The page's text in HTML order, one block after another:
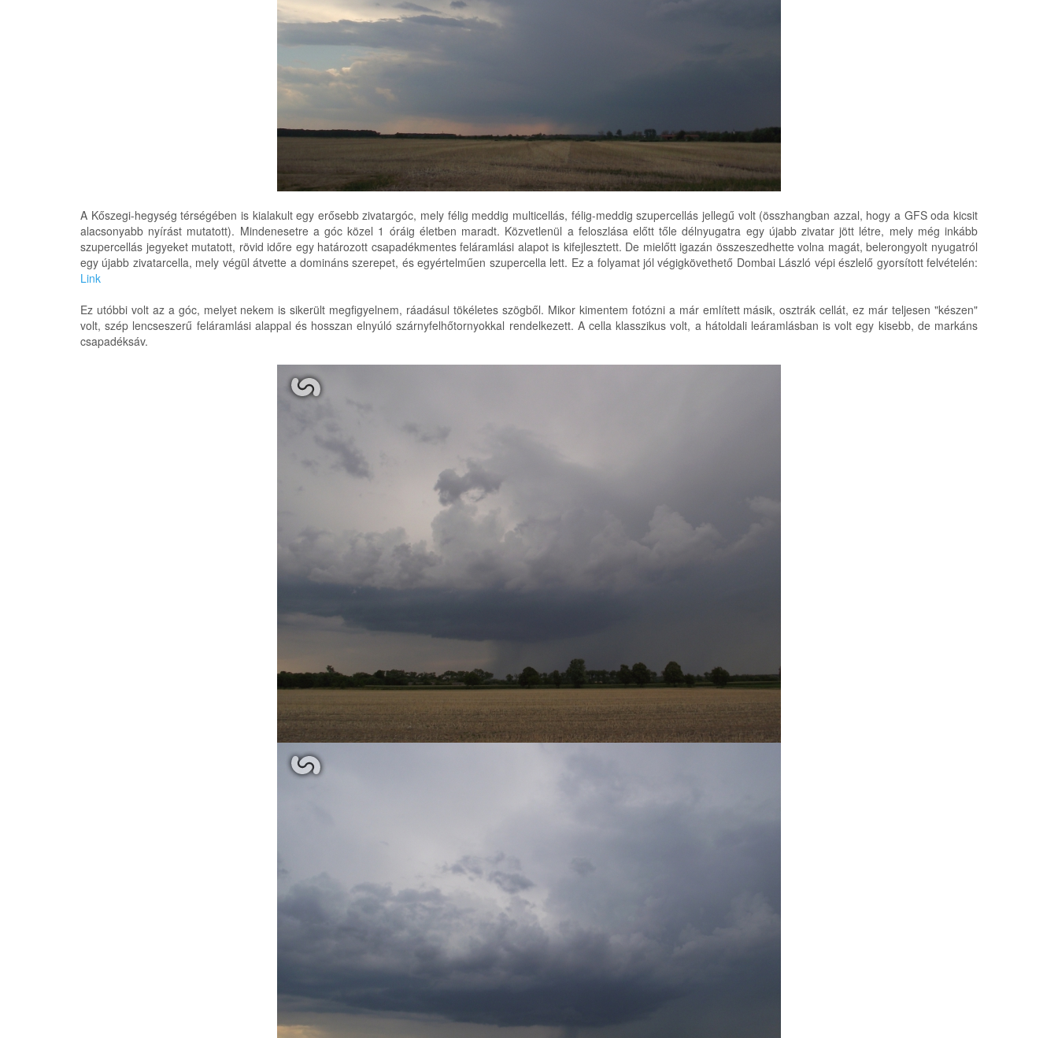
A Kőszegi-hegység térségében is kialakult egy erősebb zivatargóc, mely félig meddig multicellás, félig-meddig szupercellás jellegű volt (összhangban azzal, hogy a GFS oda kicsit
alacsonyabb nyírást mutatott). Mindenesetre a góc közel 1 óráig életben maradt. Közvetlenül a feloszlása előtt tőle délnyugatra egy újabb zivatar jött létre, mely még inkább
szupercellás jegyeket mutatott, rövid időre egy határozott csapadékmentes feláramlási alapot is kifejlesztett. De mielőtt igazán összeszedhette volna magát, belerongyolt nyugatról
egy újabb zivatarcella, mely végül átvette a domináns szerepet, és egyértelműen szupercella lett. Ez a folyamat jól végigkövethető Dombai László vépi észlelő gyorsított felvételén:
Link
Ez utóbbi volt az a góc, melyet nekem is sikerült megfigyelnem, ráadásul tökéletes szögből. Mikor kimentem fotózni a már említett másik, osztrák cellát, ez már teljesen "készen"
volt, szép lencseszerű feláramlási alappal és hosszan elnyúló szárnyfelhőtornyokkal rendelkezett. A cella klasszikus volt, a hátoldali leáramlásban is volt egy kisebb, de markáns
csapadéksáv.